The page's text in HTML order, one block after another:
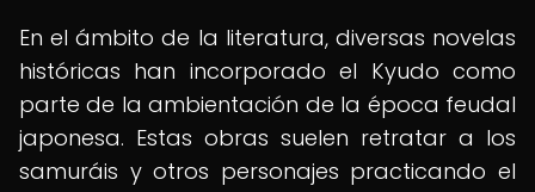
En el ámbito de la literatura, diversas novelas
históricas han incorporado el Kyudo como
parte de la ambientación de la época feudal
japonesa. Estas obras suelen retratar a los
samuráis y otros personajes practicando el